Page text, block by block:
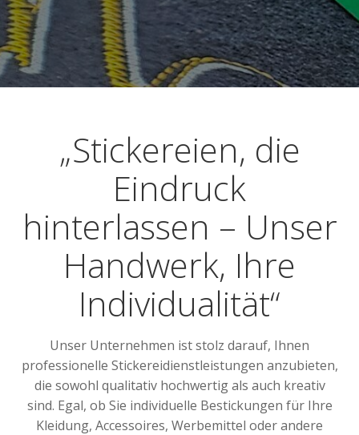
„Stickereien, die
Eindruck
hinterlassen – Unser
Handwerk, Ihre
Individualität“
Unser Unternehmen ist stolz darauf, Ihnen
professionelle Stickereidienstleistungen anzubieten,
die sowohl qualitativ hochwertig als auch kreativ
sind. Egal, ob Sie individuelle Bestickungen für Ihre
Kleidung, Accessoires, Werbemittel oder andere